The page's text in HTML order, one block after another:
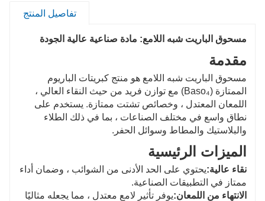
تفاصيل المنتج
مسحوق الباريت شبه اللامع: مادة صناعية عالية الجودة
مقدمة
مسحوق الباريت شبه اللامع هو منتج كبريتات الباريوم
الممتازة (Baso₄) مع توازن فريد من حيث النقاء العالي ،
اللمعان المعتدل ، وخصائص تشتت ممتازة. يستخدم على
نطاق واسع في مختلف الصناعات ، بما في ذلك الطلاء
والبلاستيك والمطاط وسوائل الحفر.
الميزات الرئيسية
نقاء عالية:يحتوي على الحد الأدنى من الشوائب ، وضمان أداء
ممتاز في التطبيقات الصناعية.
الانتهاء من اللمعان:يوفر تأثير لامع معتدل ، مما يجعله مثاليًا